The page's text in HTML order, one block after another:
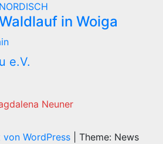
NORDISCH
in Woiga
Neuner
WordPress
Theme: News